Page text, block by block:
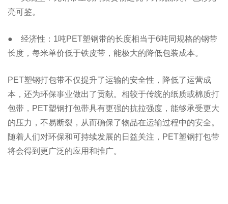
亮可鉴。
● 经济性：1吨PET塑钢带的长度相当于6吨同规格的钢带
长度，每米单价低于铁皮带，能极大的降低包装成本。
PET塑钢打包带不仅提升了运输的安全性，降低了运营成
本，还为环保事业做出了贡献。相较于传统的纸质或棉质打
包带，PET塑钢打包带具有更强的抗拉强度，能够承受更大
的压力，不易断裂，从而确保了物品在运输过程中的安全。
随着人们对环保和可持续发展的日益关注，PET塑钢打包带
将会得到更广泛的应用和推广。